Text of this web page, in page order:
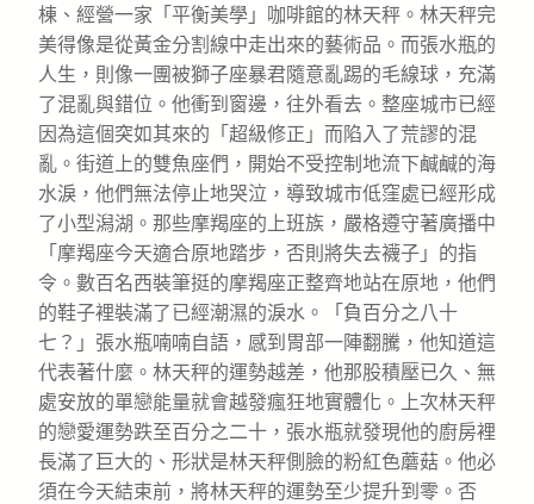
棟、經營一家「平衡美學」咖啡館的林天秤。林天秤完
美得像是從黃金分割線中走出來的藝術品。而張水瓶的
人生，則像一團被獅子座暴君隨意亂踢的毛線球，充滿
了混亂與錯位。他衝到窗邊，往外看去。整座城市已經
因為這個突如其來的「超級修正」而陷入了荒謬的混
亂。街道上的雙魚座們，開始不受控制地流下鹹鹹的海
水淚，他們無法停止地哭泣，導致城市低窪處已經形成
了小型潟湖。那些摩羯座的上班族，嚴格遵守著廣播中
「摩羯座今天適合原地踏步，否則將失去襪子」的指
令。數百名西裝筆挺的摩羯座正整齊地站在原地，他們
的鞋子裡裝滿了已經潮濕的淚水。「負百分之八十
七？」張水瓶喃喃自語，感到胃部一陣翻騰，他知道這
代表著什麼。林天秤的運勢越差，他那股積壓已久、無
處安放的單戀能量就會越發瘋狂地實體化。上次林天秤
的戀愛運勢跌至百分之二十，張水瓶就發現他的廚房裡
長滿了巨大的、形狀是林天秤側臉的粉紅色蘑菇。他必
須在今天結束前，將林天秤的運勢至少提升到零。否